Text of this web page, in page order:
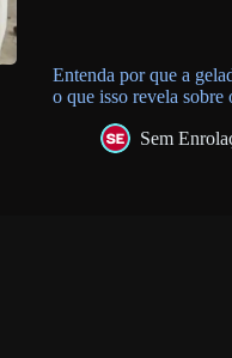
Entenda por que a
o que isso revela
Sem